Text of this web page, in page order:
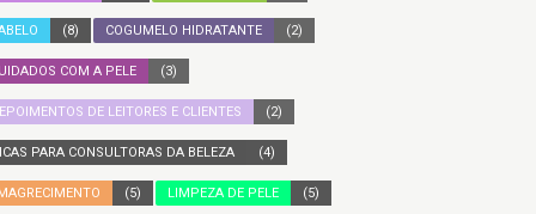
(8) COGUMELO HIDRATANTE (2)
COM A PELE (3)
DE LEITORES E CLIENTES (2)
PARA CONSULTORAS DA BELEZA (4)
(5) LIMPEZA DE PELE (5)